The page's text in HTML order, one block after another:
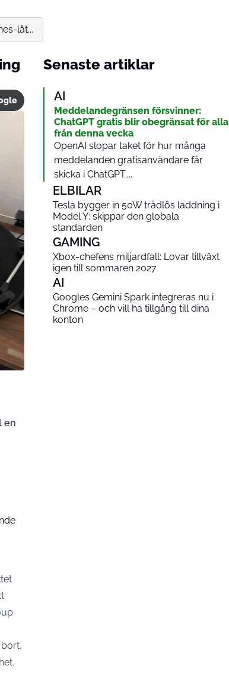
låt...
en
Senaste artiklar
AI
Meddelandegränsen försvinner:
ChatGPT gratis blir obegränsat för alla
från denna vecka
OpenAI slopar taket för hur många
meddelanden gratisanvändare får
skicka i ChatGPT....
ELBILAR
Tesla bygger in 50W trådlös laddning i
Model Y: skippar den globala
standarden
GAMING
Xbox-chefens miljardfall: Lovar tillväxt
igen till sommaren 2027
AI
Googles Gemini Spark integreras nu i
Chrome – och vill ha tillgång till dina
konton